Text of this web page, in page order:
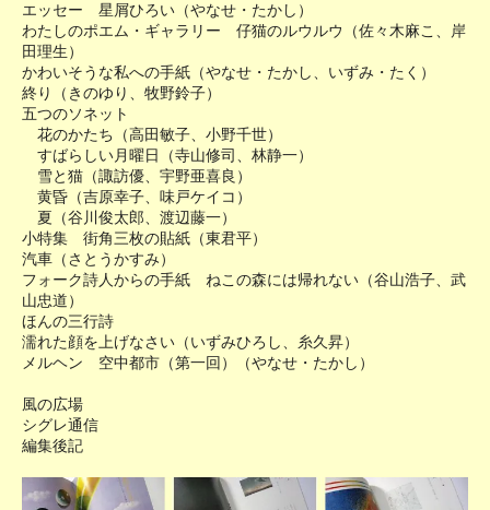
エッセー 星屑ひろい（やなせ・たかし）
わたしのポエム・ギャラリー 仔猫のルウルウ（佐々木麻こ、岸
田理生）
かわいそうな私への手紙（やなせ・たかし、いずみ・たく）
終り（きのゆり、牧野鈴子）
五つのソネット
花のかたち（高田敏子、小野千世）
すばらしい月曜日（寺山修司、林静一）
雪と猫（諏訪優、宇野亜喜良）
黄昏（吉原幸子、味戸ケイコ）
夏（谷川俊太郎、渡辺藤一）
小特集 街角三枚の貼紙（東君平）
汽車（さとうかすみ）
フォーク詩人からの手紙 ねこの森には帰れない（谷山浩子、武
山忠道）
ほんの三行詩
濡れた顔を上げなさい（いずみひろし、糸久昇）
メルヘン 空中都市（第一回）（やなせ・たかし）
風の広場
シグレ通信
編集後記